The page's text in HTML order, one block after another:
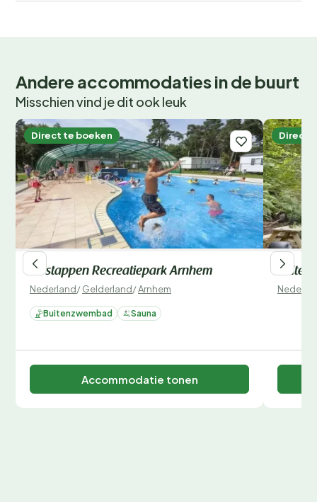
Andere accommodaties in de buurt
Misschien vind je dit ook leuk
Direct te boeken
Oostappen Recreatiepark Arnhem
Nederland/Gelderland/Arnhem
Buitenzwembad Sauna
Accommodatie tonen
Direct